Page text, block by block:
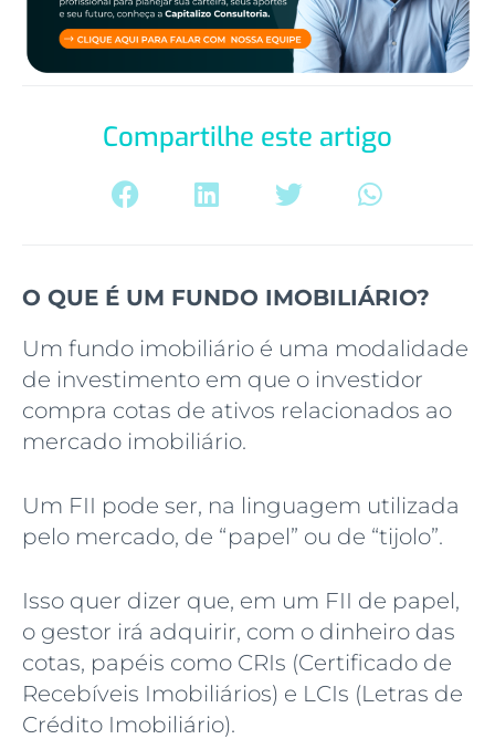
Compartilhe este artigo
O QUE É UM FUNDO IMOBILIÁRIO?
Um fundo imobiliário é uma modalidade
de investimento em que o investidor
compra cotas de ativos relacionados ao
mercado imobiliário.
Um FII pode ser, na linguagem utilizada
pelo mercado, de “papel” ou de “tijolo”.
Isso quer dizer que, em um FII de papel,
o gestor irá adquirir, com o dinheiro das
cotas, papéis como CRIs (Certificado de
Recebíveis Imobiliários) e LCIs (Letras de
Crédito Imobiliário).